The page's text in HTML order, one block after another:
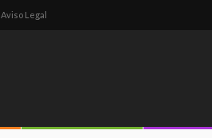
Aviso Legal